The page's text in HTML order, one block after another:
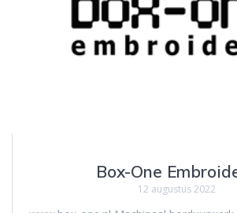
Box-One
12 augustus 2022